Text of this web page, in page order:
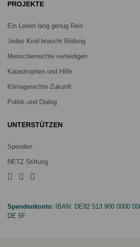
PROJEKTE
Ein Leben lang genug Reis
Jedes Kind braucht Bildung
Menschenrechte verteidigen
Katastrophen und Hilfe
Klimagerechte Zukunft
Politik und Dialog
UNTERSTÜTZEN
Spenden
NETZ Stiftung
Spendenkonto: IBAN: DE82 513 900 0000
DE 5F